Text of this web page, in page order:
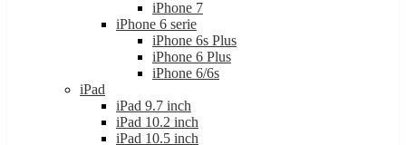
iPhone 7
iPhone 6 serie
iPhone 6s Plus
iPhone 6 Plus
iPhone 6/6s
iPad
iPad 9.7 inch
iPad 10.2 inch
iPad 10.5 inch